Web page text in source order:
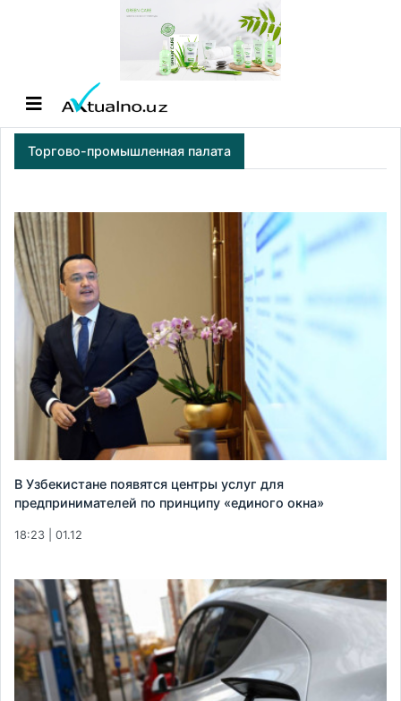
Торгово-промышленная палата
В Узбекистане появятся центры услуг для
предпринимателей по принципу «единого окна»
18:23 | 01.12